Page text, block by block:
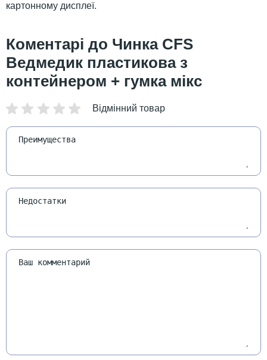
картонному дисплеї.
Чинка СFS
Ведмедик пластикова з
контейнером + гумка мікс